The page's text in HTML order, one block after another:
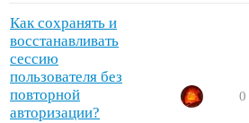
Как сохранять и
восстанавливать
сессию
пользователя без
повторной
авторизации?
0